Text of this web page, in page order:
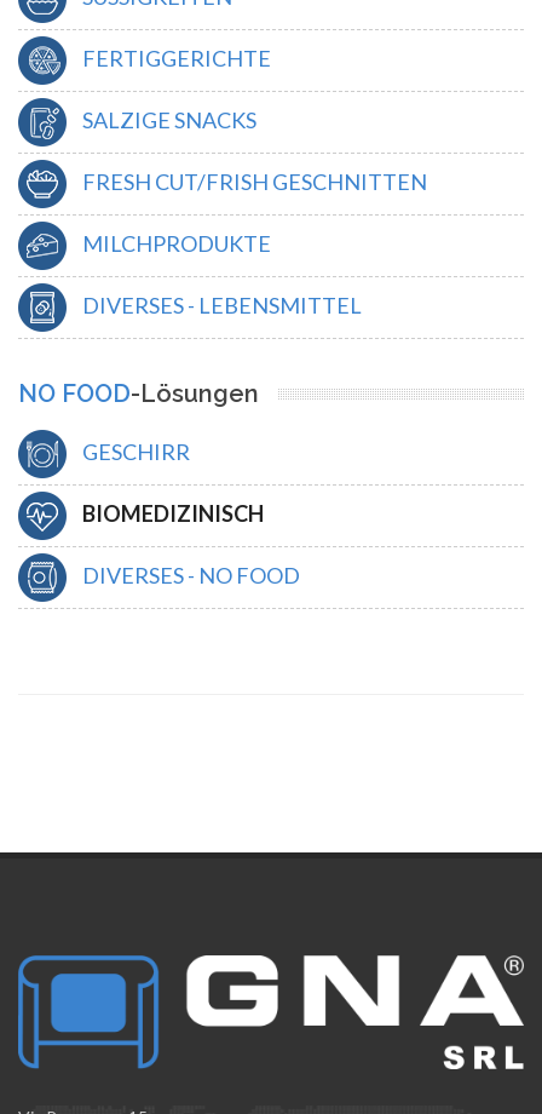
FERTIGGERICHTE
SALZIGE SNACKS
FRESH CUT/FRISH GESCHNITTEN
MILCHPRODUKTE
DIVERSES - LEBENSMITTEL
NO FOOD-Lösungen
GESCHIRR
BIOMEDIZINISCH
DIVERSES - NO FOOD